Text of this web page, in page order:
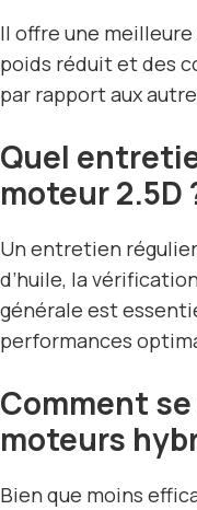
Il offre une
poids réduit et des
par rapport aux
Quel
moteur 2.5D
Un entretien
d’huile, la
générale est
performances
Comment
moteurs
Bien que moins